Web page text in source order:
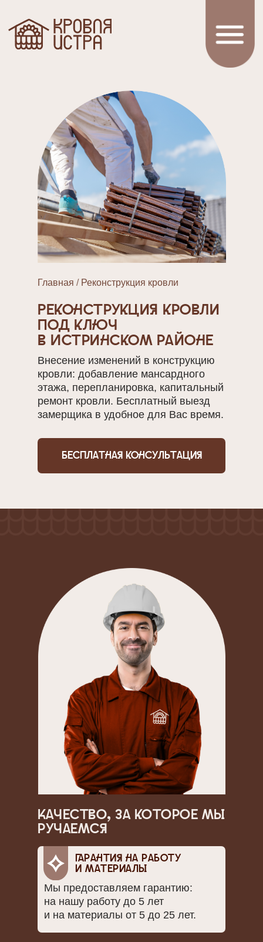
Реконструкция кровли
под ключ
в Истринском районе
Внесение изменений в конструкцию
кровли: добавление мансардного
этажа, перепланировка, капитальный
ремонт кровли. Бесплатный выезд
замерщика в удобное для Вас время.
Бесплатная консультация
Главная / Реконструкция кровли
Качество, за которое мы
ручаемся
Гарантия на работу
и материалы
Мы предоставляем гарантию:
на нашу работу до 5 лет
и на материалы от 5 до 25 лет.